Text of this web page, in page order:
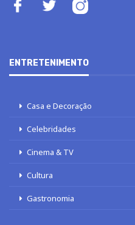
ENTRETENIMENTO
Casa e Decoração
Celebridades
Cinema & TV
Cultura
Gastronomia